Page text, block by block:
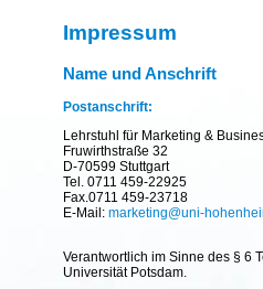
Impressum
Name und Anschrift
Postanschrift:
Lehrstuhl für Marketing &
Fruwirthstraße 32
D-70599 Stuttgart
Tel. 0711 459-22925
Fax.0711 459-23718
E-Mail: marketing@uni-
Verantwortlich im Sinne des § 6
Universität Potsdam.